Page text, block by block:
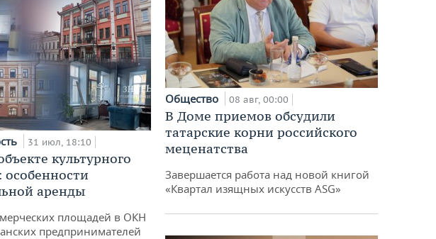
31 июл, 18:10
культурного
особенности
аренды
площадей в ОКН
предпринимателей
Общество 08 авг, 00:00
В Доме приемов обсудили
татарские корни российского
меценатства
Завершается работа над новой книгой
«Квартал изящных искусств ASG»